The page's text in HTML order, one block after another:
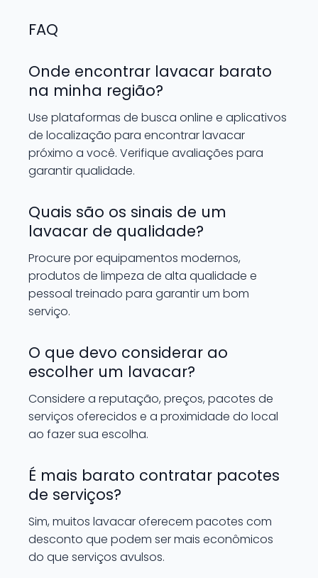
FAQ
Onde encontrar lavacar barato
na minha região?
Use plataformas de busca online e aplicativos
de localização para encontrar lavacar
próximo a você. Verifique avaliações para
garantir qualidade.
Quais são os sinais de um
lavacar de qualidade?
Procure por equipamentos modernos,
produtos de limpeza de alta qualidade e
pessoal treinado para garantir um bom
serviço.
O que devo considerar ao
escolher um lavacar?
Considere a reputação, preços, pacotes de
serviços oferecidos e a proximidade do local
ao fazer sua escolha.
É mais barato contratar pacotes
de serviços?
Sim, muitos lavacar oferecem pacotes com
desconto que podem ser mais econômicos
do que serviços avulsos.